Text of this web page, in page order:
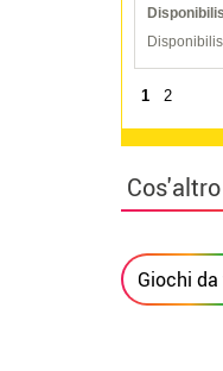
1 2
Giochi